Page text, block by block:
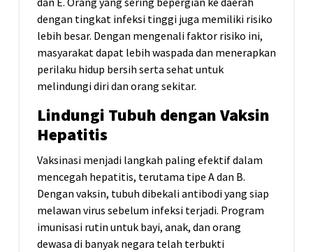
dengan tingkat infeksi tinggi juga memiliki risiko
lebih besar. Dengan mengenali faktor risiko ini,
masyarakat dapat lebih waspada dan menerapkan
perilaku hidup bersih serta sehat untuk
melindungi diri dan orang sekitar.
Lindungi Tubuh dengan Vaksin
Hepatitis
Vaksinasi menjadi langkah paling efektif dalam
mencegah hepatitis, terutama tipe A dan B.
Dengan vaksin, tubuh dibekali antibodi yang siap
melawan virus sebelum infeksi terjadi. Program
imunisasi rutin untuk bayi, anak, dan orang
dewasa di banyak negara telah terbukti